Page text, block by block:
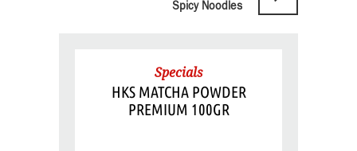
Spicy Noodles
Specials
HKS MATCHA POWDER
PREMIUM 100GR